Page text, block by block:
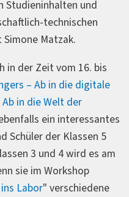
Studieninhalten und
technischen
Matzak.
in der Zeit vom 16. bis
– Ab in die digitale
in die Welt der
ein interessantes
Schüler der Klassen 5
3 und 4 wird es am
sie im Workshop
Labor" verschiedene